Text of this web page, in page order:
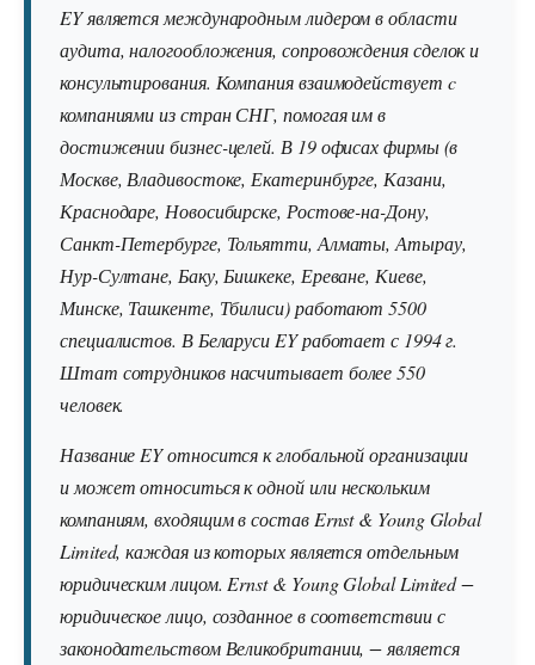
EY является международным лидером в области
аудита, налогообложения, сопровождения сделок и
консультирования. Компания взаимодействует c
компаниями из стран СНГ, помогая им в
достижении бизнес-целей. В 19 офисах фирмы (в
Москве, Владивостоке, Екатеринбурге, Казани,
Краснодаре, Новосибирске, Ростове-на-Дону,
Санкт-Петербурге, Тольятти, Алматы, Атырау,
Нур-Султане, Баку, Бишкеке, Ереване, Киеве,
Минске, Ташкенте, Тбилиси) работают 5500
специалистов. В Беларуси EY работает с 1994 г.
Штат сотрудников насчитывает более 550
человек.
Название EY относится к глобальной организации
и может относиться к одной или нескольким
компаниям, входящим в состав Ernst & Young Global
Limited, каждая из которых является отдельным
юридическим лицом. Ernst & Young Global Limited −
юридическое лицо, созданное в соответствии с
законодательством Великобритании, − является